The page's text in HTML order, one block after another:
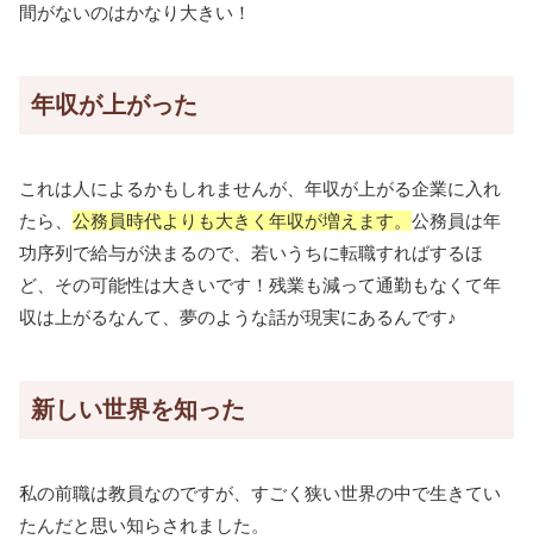
間がないのはかなり大きい！
年収が上がった
これは人によるかもしれませんが、年収が上がる企業に入れ
たら、 公務員時代よりも大きく年収が増えます。 公務員は年
功序列で給与が決まるので、若いうちに転職すればするほ
ど、その可能性は大きいです！残業も減って通勤もなくて年
収は上がるなんて、夢のような話が現実にあるんです♪
新しい世界を知った
私の前職は教員なのですが、すごく狭い世界の中で生きてい
たんだと思い知らされました。